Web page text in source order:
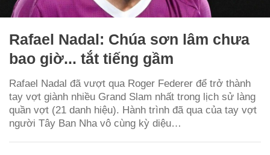
Rafael Nadal: Chúa sơn lâm chưa
bao giờ... tắt tiếng gầm
Rafael Nadal đã vượt qua Roger Federer để trở thành
tay vợt giành nhiều Grand Slam nhất trong lịch sử làng
quần vợt (21 danh hiệu). Hành trình đã qua của tay vợt
người Tây Ban Nha vô cùng kỳ diệu…